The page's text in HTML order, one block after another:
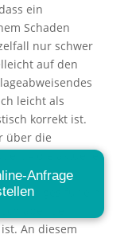
ein
Schaden
nur schwer
auf den
leicht als
korrekt ist.
über die
– die aktuelle
könnte
einiges für ein
aber der
An diesem
Anfrage